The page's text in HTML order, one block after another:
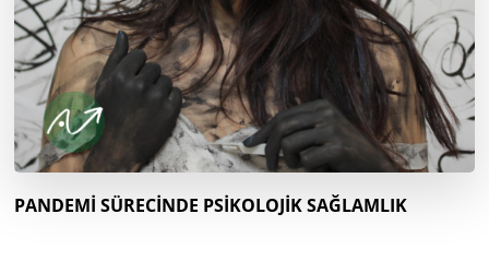
PANDEMİ SÜRECİNDE PSİKOLOJİK SAĞLAMLIK